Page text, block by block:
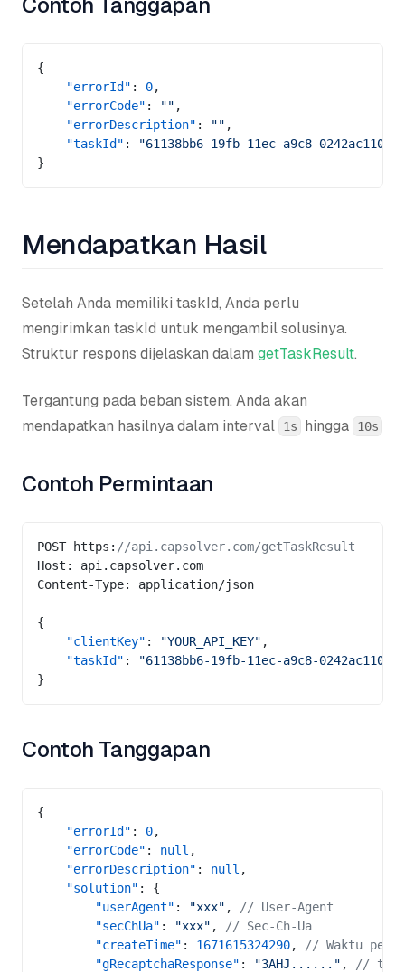
Contoh Tanggapan
{
    "errorId"
: 0,
    "errorCode"
: "" ,
    "errorDescription"
: "" ,
    "taskId"
:
"61138bb6-19fb-11ec-a9c8-
}
Mendapatkan Hasil
Setelah Anda memiliki taskId, Anda perlu
mengirimkan taskId untuk mengambil solusinya.
Struktur respons dijelaskan dalam getTaskResult.
Tergantung pada beban sistem, Anda akan
mendapatkan hasilnya dalam interval
1s hingga 10s
Contoh Permintaan
POST https: //api.capsolver.com/getTaskResult
Host: api.capsolver.com
Content-Type: application/json
{
    "clientKey"
: "YOUR_API_KEY" ,
    "taskId"
:
"61138bb6-19fb-11ec-a9c8-
}
Contoh Tanggapan
{
    "errorId"
: 0,
    "errorCode"
: null ,
    "errorDescription"
: null ,
    "solution"
: {
        "userAgent"
: "xxx" ,
// User-Agent
        "secChUa"
: "xxx" ,
// Sec-Ch-Ua
        "createTime"
: 1671615324290,
// Waktu
        "gRecaptchaResponse"
: "3AHJ......" ,
//